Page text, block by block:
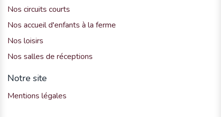
Nos circuits courts
Nos accueil d'enfants à la ferme
Nos loisirs
Nos salles de réceptions
Notre site
Mentions légales